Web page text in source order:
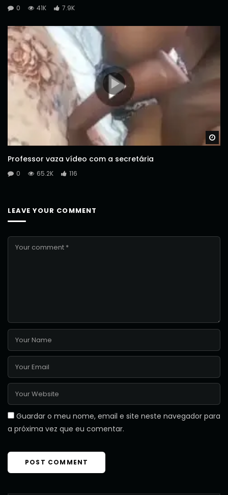
0 41K 7.9K
Professor vaza vídeo com a secretária
0 65.2K 116
LEAVE YOUR COMMENT
Guardar o meu nome, email e site neste navegador para
a próxima vez que eu comentar.